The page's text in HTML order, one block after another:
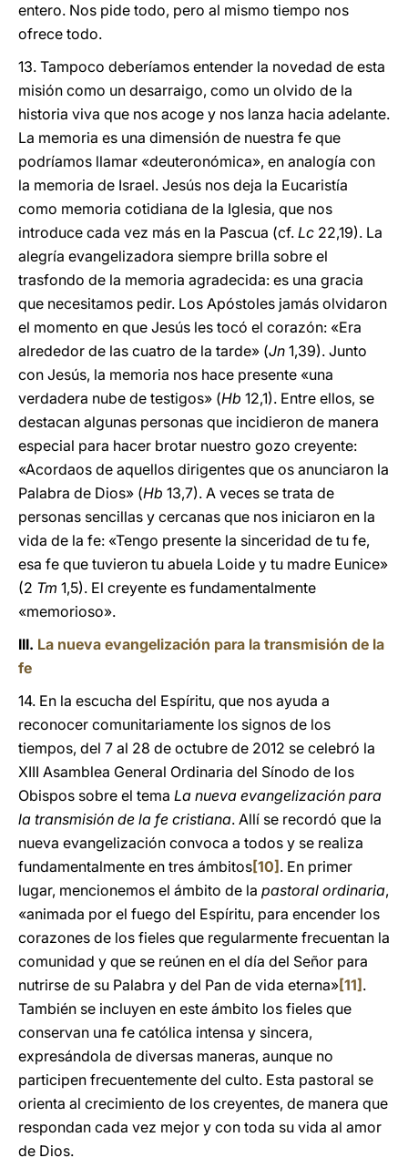
entero. Nos pide todo, pero al mismo tiempo nos
ofrece todo.
13. Tampoco deberíamos entender la novedad de esta
misión como un desarraigo, como un olvido de la
historia viva que nos acoge y nos lanza hacia adelante.
La memoria es una dimensión de nuestra fe que
podríamos llamar «deuteronómica», en analogía con
la memoria de Israel. Jesús nos deja la Eucaristía
como memoria cotidiana de la Iglesia, que nos
introduce cada vez más en la Pascua (cf. Lc 22,19). La
alegría evangelizadora siempre brilla sobre el
trasfondo de la memoria agradecida: es una gracia
que necesitamos pedir. Los Apóstoles jamás olvidaron
el momento en que Jesús les tocó el corazón: «Era
alrededor de las cuatro de la tarde» (Jn 1,39). Junto
con Jesús, la memoria nos hace presente «una
verdadera nube de testigos» (Hb 12,1). Entre ellos, se
destacan algunas personas que incidieron de manera
especial para hacer brotar nuestro gozo creyente:
«Acordaos de aquellos dirigentes que os anunciaron la
Palabra de Dios» (Hb 13,7). A veces se trata de
personas sencillas y cercanas que nos iniciaron en la
vida de la fe: «Tengo presente la sinceridad de tu fe,
esa fe que tuvieron tu abuela Loide y tu madre Eunice»
(2 Tm 1,5). El creyente es fundamentalmente
«memorioso».
III. La nueva evangelización para la transmisión de la
fe
14. En la escucha del Espíritu, que nos ayuda a
reconocer comunitariamente los signos de los
tiempos, del 7 al 28 de octubre de 2012 se celebró la
XIII Asamblea General Ordinaria del Sínodo de los
Obispos sobre el tema La nueva evangelización para
la transmisión de la fe cristiana. Allí se recordó que la
nueva evangelización convoca a todos y se realiza
fundamentalmente en tres ámbitos[10] . En primer
lugar, mencionemos el ámbito de la pastoral ordinaria,
«animada por el fuego del Espíritu, para encender los
corazones de los fieles que regularmente frecuentan la
comunidad y que se reúnen en el día del Señor para
nutrirse de su Palabra y del Pan de vida eterna»[11] .
También se incluyen en este ámbito los fieles que
conservan una fe católica intensa y sincera,
expresándola de diversas maneras, aunque no
participen frecuentemente del culto. Esta pastoral se
orienta al crecimiento de los creyentes, de manera que
respondan cada vez mejor y con toda su vida al amor
de Dios.